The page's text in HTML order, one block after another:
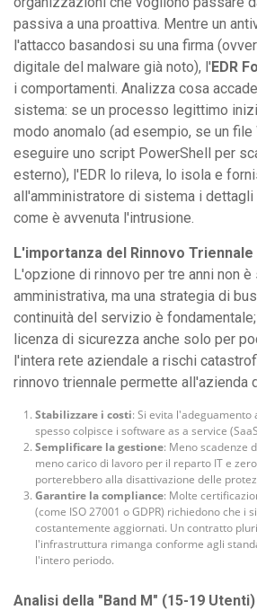
passiva a una proattiva. Mentre un
l'attacco basandosi su una firma
digitale del malware già noto), l'EDR
i comportamenti. Analizza cosa
sistema: se un processo legittimo
modo anomalo (ad esempio, se un file
eseguire uno script PowerShell per
esterno), l'EDR lo rileva, lo isola e
all'amministratore di sistema i
come è avvenuta l'intrusione.
L'importanza del Rinnovo Triennale
L'opzione di rinnovo per tre anni non
amministrativa, ma una strategia di
continuità del servizio è
licenza di sicurezza anche solo per
l'intera rete aziendale a rischi
rinnovo triennale permette all'azienda
Stabilizzare i costi: Si evita l'adeguamento
spesso colpisce i software as a service
Semplificare la gestione: Meno scadenze
meno carico di lavoro per il reparto IT e
porterebbero alla disattivazione delle
Garantire la compliance: Molte
(come ISO 27001 o GDPR) richiedono che i
costantemente aggiornati. Un contratto
l'infrastruttura rimanga conforme agli
l'intero periodo.
Analisi della "Band M" (15-19 Utenti)